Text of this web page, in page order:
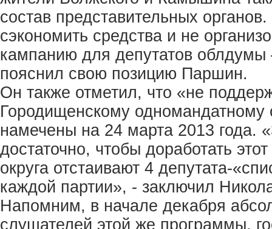
состав представительных
сэкономить средства и не
кампанию для депутатов
пояснил свою позицию Паршин.
Он также отметил, что «не
Городищенскому одномандатному
намечены на 24 марта 2013 года.
достаточно, чтобы доработать
округа отстаивают 4 депутата-
каждой партии», - заключил
Напомним, в начале декабря
слушателей этой же программы,